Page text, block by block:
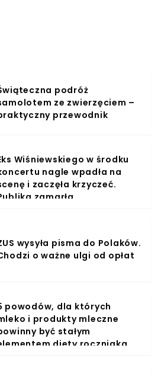
podróż
ze zwierzęciem –
przewodnik
Wiśniewskiego w środku
nagle wpadła na
i zaczęła krzyczeć.
zamarła
wysyła pisma do Polaków.
o ważne ulgi od opłat
powodów, dla których
i produkty mleczne
być stałym
diety roczniaka